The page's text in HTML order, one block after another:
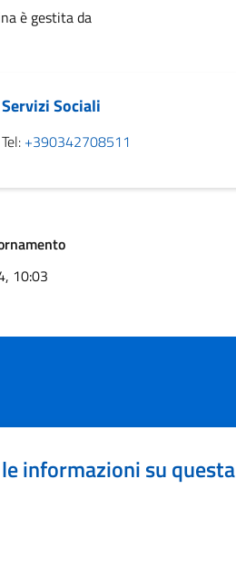
è gestita da
Servizi Sociali
Tel: +390342708511
10:03
informazioni su questa